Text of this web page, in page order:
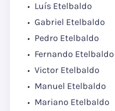
Luís Etelbaldo
Gabriel Etelbaldo
Pedro Etelbaldo
Fernando Etelbaldo
Victor Etelbaldo
Manuel Etelbaldo
Mariano Etelbaldo